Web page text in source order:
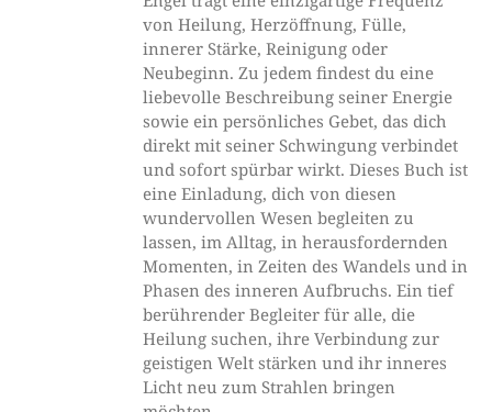
von Heilung, Herzöffnung, Fülle,
innerer Stärke, Reinigung oder
Neubeginn. Zu jedem findest du eine
liebevolle Beschreibung seiner Energie
sowie ein persönliches Gebet, das dich
direkt mit seiner Schwingung verbindet
und sofort spürbar wirkt. Dieses Buch ist
eine Einladung, dich von diesen
wundervollen Wesen begleiten zu
lassen, im Alltag, in herausfordernden
Momenten, in Zeiten des Wandels und in
Phasen des inneren Aufbruchs. Ein tief
berührender Begleiter für alle, die
Heilung suchen, ihre Verbindung zur
geistigen Welt stärken und ihr inneres
Licht neu zum Strahlen bringen